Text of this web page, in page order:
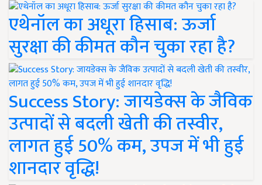
एथेनॉल का अधूरा हिसाब: ऊर्जा
सुरक्षा की कीमत कौन चुका रहा है?
Success Story: जायडेक्स के जैविक
उत्पादों से बदली खेती की तस्वीर,
लागत हुई 50% कम, उपज में भी हुई
शानदार वृद्धि!